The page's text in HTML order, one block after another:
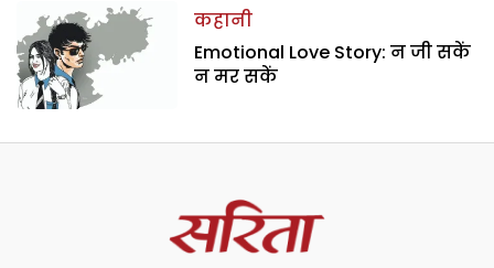
कहानी
Emotional Love Story: न जी सकें
न मर सकें